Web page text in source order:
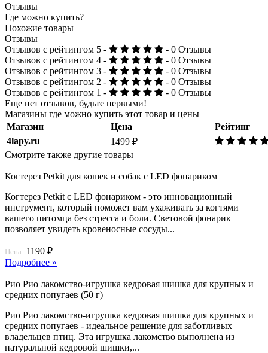
Отзывы
Где можно купить?
Похожие товары
Отзывы
Отзывов с рейтингом 5 -
- 0 Отзывы
Отзывов с рейтингом 4 -
- 0 Отзывы
Отзывов с рейтингом 3 -
- 0 Отзывы
Отзывов с рейтингом 2 -
- 0 Отзывы
Отзывов с рейтингом 1 -
- 0 Отзывы
Еще нет отзывов, будьте первыми!
Магазины где можно купить этот товар и цены
Магазин
Цена
Рейтинг
4lapy.ru
1499 ₽
Смотрите также другие товары
Когтерез Petkit для кошек и собак с LED фонариком
Когтерез Petkit с LED фонариком - это инновационный
инструмент, который поможет вам ухаживать за когтями
вашего питомца без стресса и боли. Световой фонарик
позволяет увидеть кровеносные сосуды...
Цена: 1190 ₽
Подробнее »
Рио Рио лакомство-игрушка кедровая шишка для крупных и
средних попугаев (50 г)
Рио Рио лакомство-игрушка кедровая шишка для крупных и
средних попугаев - идеальное решение для заботливых
владельцев птиц. Эта игрушка лакомство выполнена из
натуральной кедровой шишки,...